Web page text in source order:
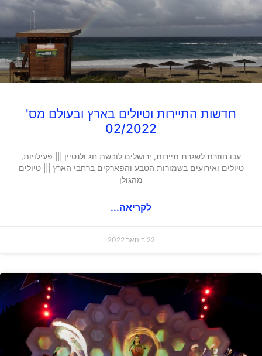
חדשות התיירות וטיולים בארץ ובעולם מס'
02/2022
עכו חוזרת לשגרת תיירות, ירושלים לובשת חג ולנטיין ||| פעילויות,
טיולים ואירועים בשמורות הטבע והפארקים ברחבי הארץ ||| טיולים
מהגולן
לקריאה...
22 בינואר 2022